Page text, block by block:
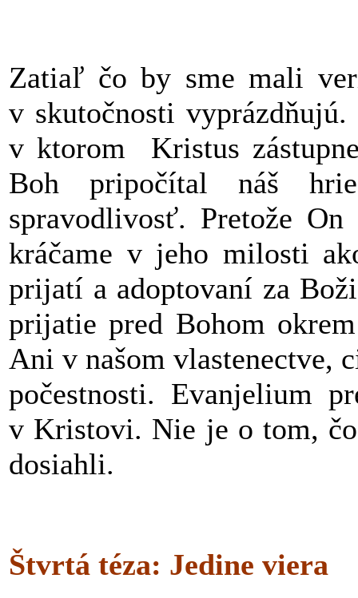
Zatiaľ čo by sme mali
v skutočnosti
v ktorom Kristus
Boh pripočítal náš
spravodlivosť. Pretože
kráčame v jeho milosti
prijatí a adoptovaní za
prijatie pred Bohom
Ani v našom vlastenectve,
počestnosti. Evanjelium
v Kristovi. Nie je o tom,
dosiahli.
Štvrtá téza: Jedine viera